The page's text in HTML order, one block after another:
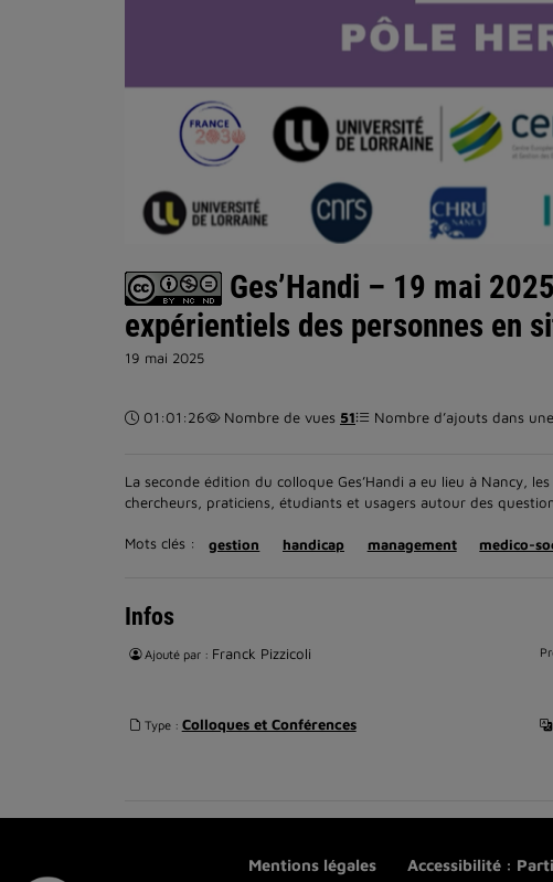
Ges’Handi – 19 mai
expérientiels des personnes en
19 mai 2025
Durée :
01:01:26 Nombre de vues 51 Nombre d’ajouts dans
La seconde édition du colloque Ges’Handi a eu lieu à Nancy,
chercheurs, praticiens, étudiants et usagers autour des
Mots clés : gestion handicap management medico-
Infos
Ajouté par : Franck Pizzicoli
Type : Colloques et Conférences
Mentions légales Accessibilité :